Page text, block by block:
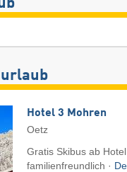
Hotel 3 Mohren
Oetz
Gratis Skibus ab
familienfreundlich ·